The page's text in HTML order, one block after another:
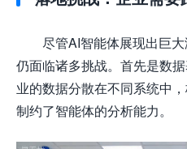
尽管AI智能体展现出巨
仍面临诸多挑战。首先是数
业的数据分散在不同系统中
制约了智能体的分析能力。